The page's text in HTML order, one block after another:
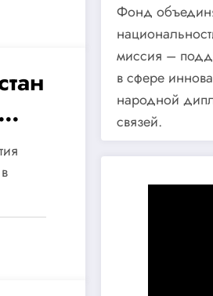
Фонд
миссия –
в сфере
народной
связей.